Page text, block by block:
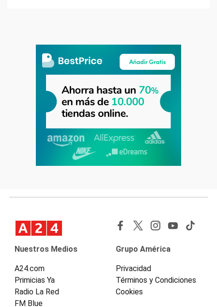
Nuestros Medios
A24.com
Primicias Ya
Radio La Red
FM Blue
Grupo América
Privacidad
Términos y Condiciones
Cookies